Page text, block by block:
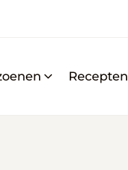
Recepten